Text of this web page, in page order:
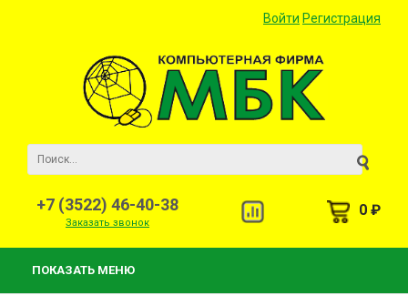
Войти Регистрация
+7 (3522) 46-40-38
Заказать звонок
0 ₽
ПОКАЗАТЬ МЕНЮ